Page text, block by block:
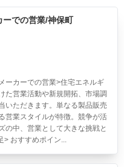
ーでの営業/神保町
ーカーでの営業>住宅エネルギ
た営業活動や新規開拓、市場調
いただきます。単なる製品販売
営業スタイルが特徴。競争が活
の中、営業として大きな挑戦と
> おすすめポイン...